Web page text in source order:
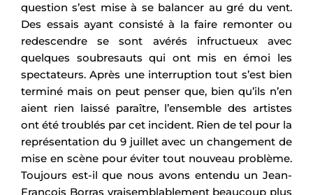
question s’est mise à se balancer au gré du vent.
Des essais ayant consisté à la faire remonter ou
redescendre se sont avérés infructueux avec
quelques soubresauts qui ont mis en émoi les
spectateurs. Après une interruption tout s’est bien
terminé mais on peut penser que, bien qu’ils n’en
aient rien laissé paraître, l’ensemble des artistes
ont été troublés par cet incident. Rien de tel pour la
représentation du 9 juillet avec un changement de
mise en scène pour éviter tout nouveau problème.
Toujours est-il que nous avons entendu un Jean-
François Borras vraisemblablement beaucoup plus